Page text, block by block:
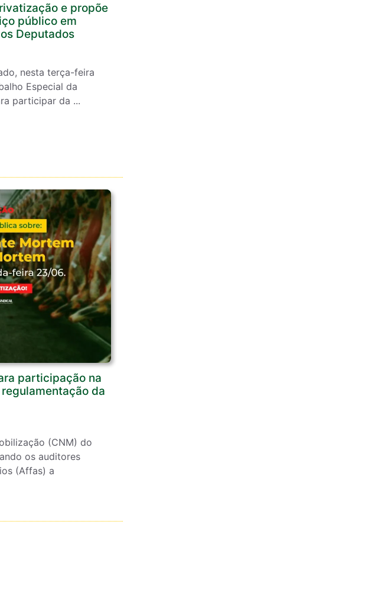
e propõe
público em
Deputados
nesta terça-feira
Especial da
participar da ...
participação na
da
(CNM) do
os auditores
(Affas) a